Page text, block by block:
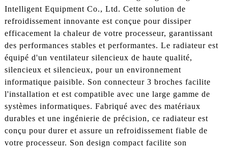
Intelligent Equipment Co., Ltd. Cette solution de
refroidissement innovante est conçue pour dissiper
efficacement la chaleur de votre processeur, garantissant
des performances stables et performantes. Le radiateur est
équipé d'un ventilateur silencieux de haute qualité,
silencieux et silencieux, pour un environnement
informatique paisible. Son connecteur 3 broches facilite
l'installation et est compatible avec une large gamme de
systèmes informatiques. Fabriqué avec des matériaux
durables et une ingénierie de précision, ce radiateur est
conçu pour durer et assure un refroidissement fiable de
votre processeur. Son design compact facilite son